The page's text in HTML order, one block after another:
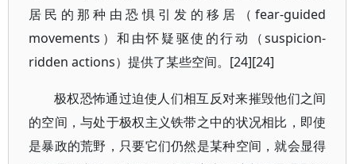
居民的那种由恐惧引发的移居（fear-guided
movements）和由怀疑驱使的行动（suspicion-
ridden actions）提供了某些空间。[24][24]
极权恐怖通过迫使人们相互反对来摧毁他们之间
的空间，与处于极权主义铁带之中的状况相比，即使
是暴政的荒野，只要它们仍然是某种空间，就会显得